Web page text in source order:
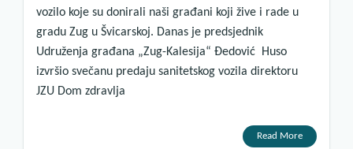
vozilo koje su donirali naši građani koji žive i rade u
gradu Zug u Švicarskoj. Danas je predsjednik
Udruženja građana „Zug-Kalesija“ Đedović Huso
izvršio svečanu predaju sanitetskog vozila direktoru
JZU Dom zdravlja
Read More